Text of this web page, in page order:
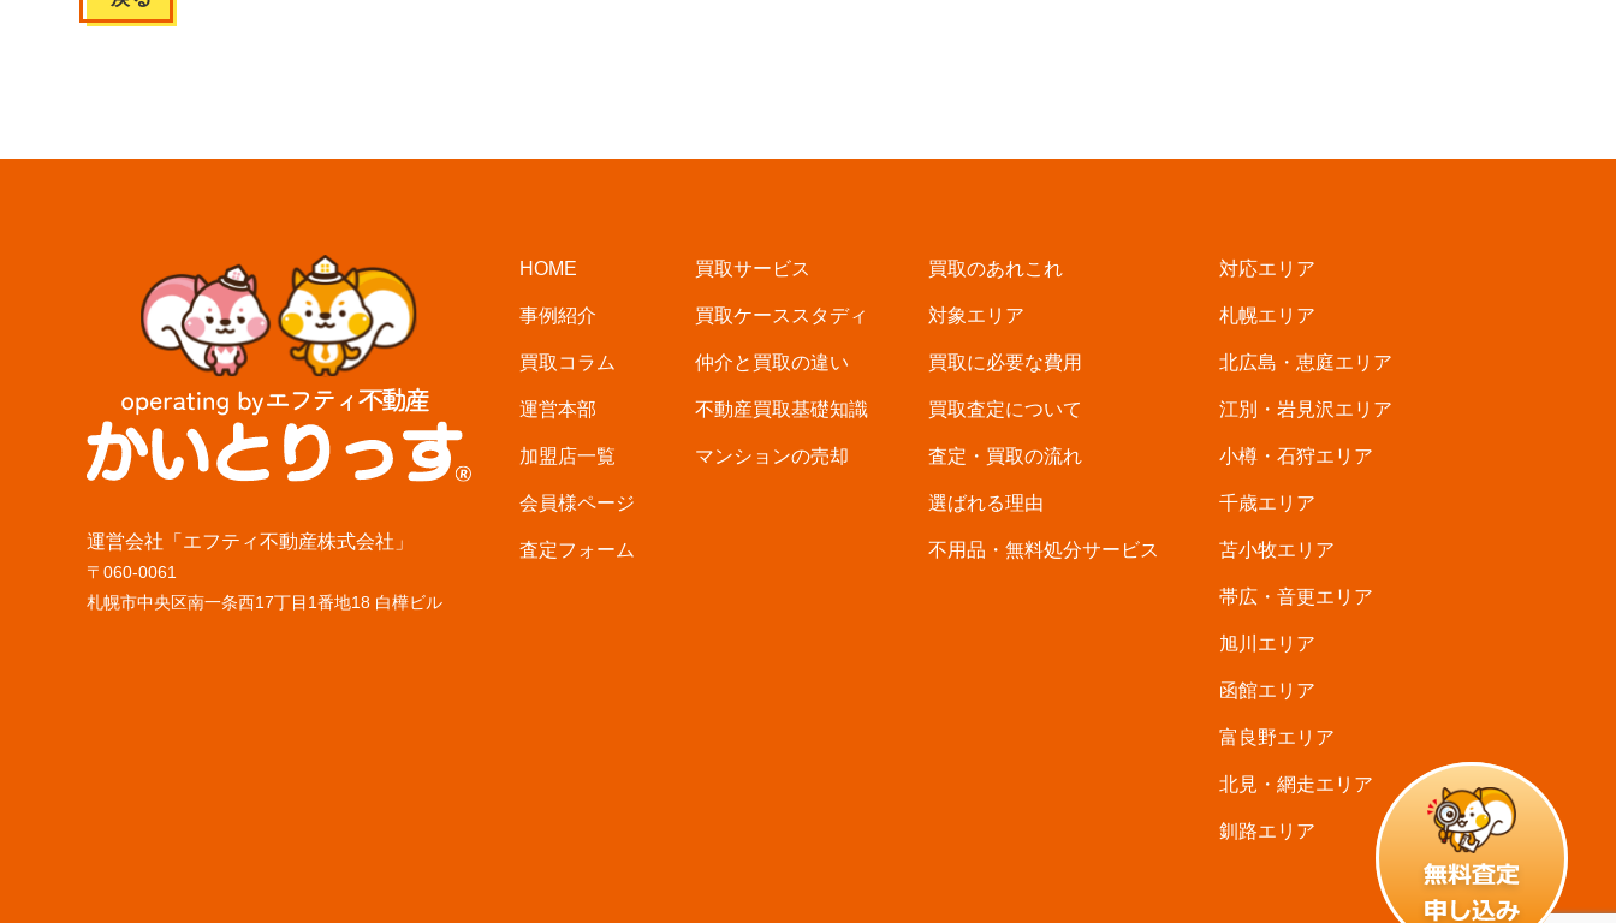
運営会社「エフティ不動産株式会社」
〒060-0061
札幌市中央区南一条西17丁目1番地18 白樺ビル
HOME
事例紹介
買取コラム
運営本部
加盟店一覧
会員様ページ
査定フォーム
買取サービス
買取ケーススタディ
仲介と買取の違い
不動産買取基礎知識
マンションの売却
買取のあれこれ
対象エリア
買取に必要な費用
買取査定について
査定・買取の流れ
選ばれる理由
不用品・無料処分サービス
対応エリア
札幌エリア
北広島・恵庭エリア
江別・岩見沢エリア
小樽・石狩エリア
千歳エリア
苫小牧エリア
帯広・音更エリア
旭川エリア
函館エリア
富良野エリア
北見・網走エリア
釧路エリア